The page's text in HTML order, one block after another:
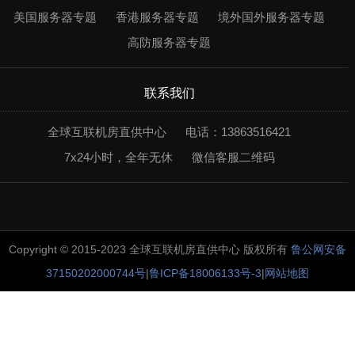
美国服务器专题 香港服务器专题
境外国外服务器专题
高防服务器专题
联系我们
全球互联机房直供中心
电话：13863516421
7x24小时，全年无休
微信客服二维码
Copyright © 2015-2023 全球互联机房直供中心 版权所有 鲁公网安备
37150202000744号|鲁ICP备18006133号-3|网站地图